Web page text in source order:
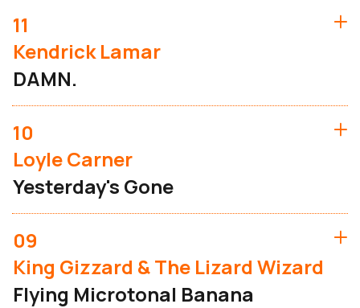
11
Kendrick Lamar
DAMN.
10
Loyle Carner
Yesterday's Gone
09
King Gizzard & The Lizard Wizard
Flying Microtonal Banana